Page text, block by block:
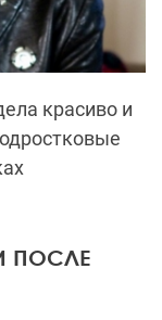
красиво и
ПОСЛЕ